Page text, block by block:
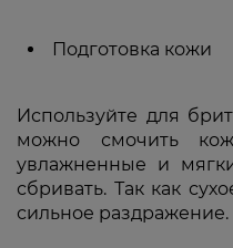
Подготовка кожи
Используйте для
можно смочить
увлажненные и
сбривать. Так как
сильное раздражение.